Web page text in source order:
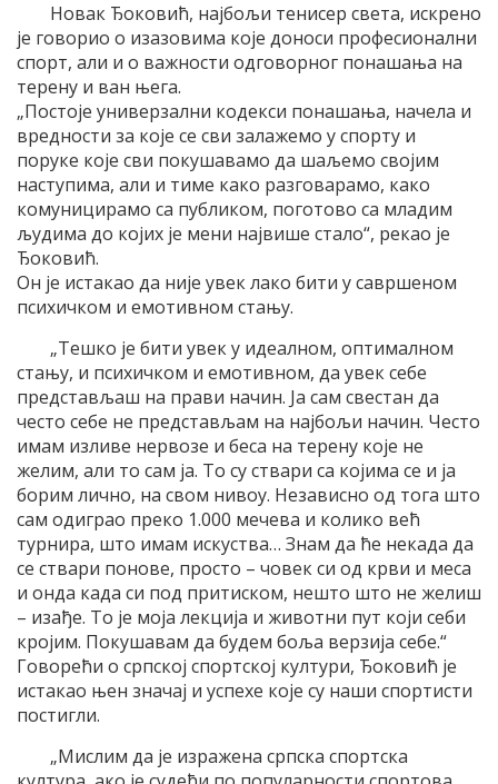
Новак Ђоковић, најбољи тенисер света, искрено
је говорио о изазовима које доноси професионални
спорт, али и о важности одговорног понашања на
терену и ван њега.
„Постоје универзални кодекси понашања, начела и
вредности за које се сви залажемо у спорту и
поруке које сви покушавамо да шаљемо својим
наступима, али и тиме како разговарамо, како
комуницирамо са публиком, поготово са младим
људима до којих је мени највише стало“, рекао је
Ђоковић.
Он је истакао да није увек лако бити у савршеном
психичком и емотивном стању.
„Тешко је бити увек у идеалном, оптималном
стању, и психичком и емотивном, да увек себе
представљаш на прави начин. Ја сам свестан да
често себе не представљам на најбољи начин. Често
имам изливе нервозе и беса на терену које не
желим, али то сам ја. То су ствари са којима се и ја
борим лично, на свом нивоу. Независно од тога што
сам одиграо преко 1.000 мечева и колико већ
турнира, што имам искуства… Знам да ће некада да
се ствари понове, просто – човек си од крви и меса
и онда када си под притиском, нешто што не желиш
– изађе. То је моја лекција и животни пут који себи
кројим. Покушавам да будем боља верзија себе.“
Говорећи о српској спортској култури, Ђоковић је
истакао њен значај и успехе које су наши спортисти
постигли.
„Мислим да је изражена српска спортска